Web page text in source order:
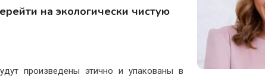
на экологически чистую
произведены этично и упакованы в